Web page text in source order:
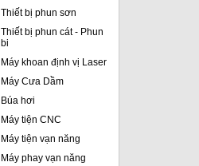
Thiết bị phun sơn
Thiết bị phun cát - Phun
bi
Máy khoan định vị Laser
Máy Cưa Dầm
Búa hơi
Máy tiện CNC
Máy tiện vạn năng
Máy phay vạn năng